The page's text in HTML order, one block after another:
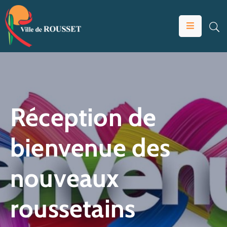
VOTRE
ROUSSET
ÉDUCATION
ET
JEUNESSE
SOLIDARITÉS
ÉCONOMIE
ANIMATION
Réception de
bienvenue des
nouveaux
roussetains